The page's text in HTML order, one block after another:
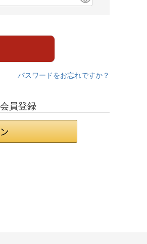
パスワードをお忘れですか？
員登録